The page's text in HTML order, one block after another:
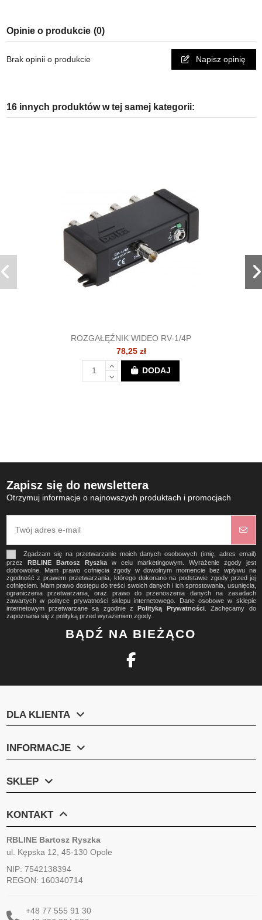
Opinie o produkcie (0)
Brak opinii o produkcie Napisz opinię
16 innych produktów w tej samej kategorii:
ROZGAŁĘŹNIK WIDEO RV-1/4P
78,25 zł
DODAJ
Zapisz się do newslettera
Otrzymuj informacje o najnowszych produktach i promocjach
Zgadzam się na przetwarzanie moich danych osobowych (imię, adres email)
przez RBLINE Bartosz Ryszkaw celu marketingowym. Wyrażenie zgody jest
dobrowolne. Mam prawo cofnięcia zgody w dowolnym momencie bez wpływu na
zgodność z prawem przetwarzania, którego dokonano na podstawie zgody przed jej
cofnięciem. Mam prawo dostępu do treści swoich danych i ich sprostowania, usunięcia,
ograniczenia przetwarzania, oraz prawo do przenoszenia danych na zasadach
zawartych w polityce prywatności sklepu internetowego. Dane osobowe w sklepie
internetowym przetwarzane są zgodnie zPolityką Prywatności. Zachęcamy do
zapoznania się z polityką przed wyrażeniem zgody.
BĄDŹ NA BIEŻĄCO
DLA KLIENTA
INFORMACJE
SKLEP
KONTAKT
RBLINE Bartosz Ryszka
ul. Kępska 12, 45-130 Opole
NIP: 7542138394
REGON: 160340714
+48 77 555 91 30